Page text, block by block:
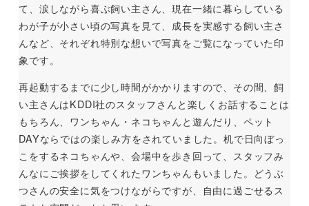
て、涙しながら喜ぶ飼い主さん、現在一緒に暮らしている
わが子が小さい頃の写真を見て、成長を実感する飼い主さ
んなど、それぞれ特別な想いで写真をご覧になっていた印
象です。
再起動するまでに少し時間がかかりますので、その間、飼
い主さんはKDDI社のスタッフさんと楽しくお話することは
もちろん、ワンちゃん・ネコちゃんと遊んだり、ペット
DAYならではの楽しみ方をされていました。机で日向ぼっ
こをするネコちゃんや、会場中を歩き回って、スタッフみ
んなにご挨拶をしてくれたワンちゃんもいました。どうぶ
つさんの安全に気をつけながらですが、自由に過ごせるス